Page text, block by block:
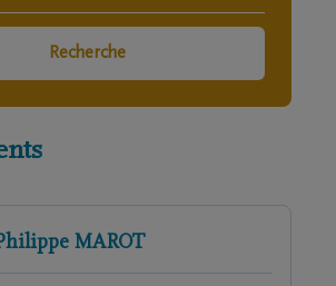
Recherche
MAROT